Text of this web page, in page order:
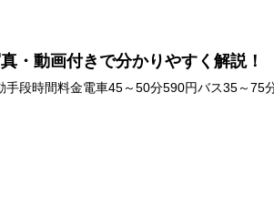
・動画付きで分かりやすく解説！
段時間料金電車45～50分590円バス35～75